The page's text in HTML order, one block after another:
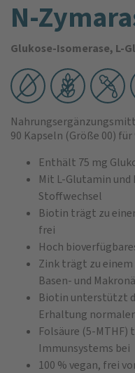
N-
Glukose-Isomerase, L-
90 Kapseln (Größe 00) für
Enthält 75 mg
Mit L-Glutamin und
Stoffwechsel
Biotin trägt zu
frei
Hoch
Zink trägt zu
Basen- und
Biotin unterstützt
Erhaltung
Folsäure (5-
Immunsystems bei
100 % vegan, frei